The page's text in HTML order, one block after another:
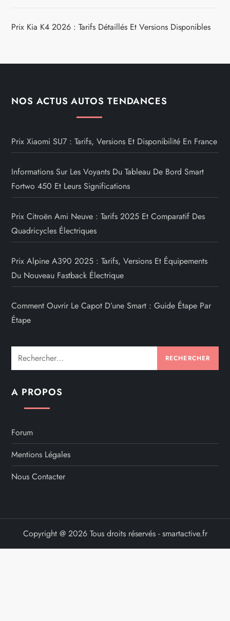
Prix Kia K4 2026 : Tarifs Détaillés Et Versions Disponibles
NOS ACTUS AUTOS TENDANCES
Prix Xiaomi SU7 : Tarifs, Versions Et Disponibilité En France
Informations Sur Les Voyants Du Tableau De Bord Smart
Fortwo 450 Et Leurs Significations
Prix Citroën Ami Neuve : Tarifs 2025 Et Comparatif Des
Quadricycles Électriques
Prix Alpine A390 2025 : Tarifs, Versions Et Équipements
Du Nouveau Fastback Électrique
Comment Ouvrir Le Capot D’une Smart : Guide Étape Par
Étape
Rechercher :
A PROPOS
Forum
Mentions Légales
Nous Contacter
Copyright @ 2026 Tous droits réservés - smartactive.fr